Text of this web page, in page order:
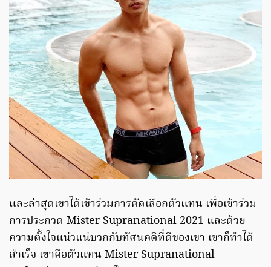
และล่าสุดเขาได้เข้าร่วมการคัดเลือกตัวแทน เพื่อเข้าร่วม
การประกวด Mister Supranational 2021 และด้วย
ความตั้งใจแน่วแน่บวกกับทัศนคติที่ดีของเขา เขาก็ทำได้
สำเร็จ เขาคือตัวแทน Mister Supranational